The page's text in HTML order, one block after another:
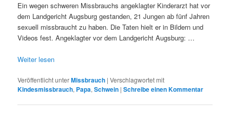
Ein wegen schweren Missbrauchs angeklagter Kinderarzt hat vor
dem Landgericht Augsburg gestanden, 21 Jungen ab fünf Jahren
sexuell missbraucht zu haben. Die Taten hielt er in Bildern und
Videos fest. Angeklagter vor dem Landgericht Augsburg: …
Weiter lesen
Veröffentlicht unterMissbrauch |Verschlagwortet mit
Kindesmissbrauch, Papa,Schwein |Schreibe einen Kommentar